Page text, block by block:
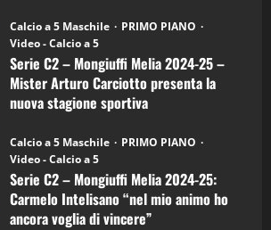
Calcio a 5 Maschile
PRIMO PIANO
Video - Calcio a 5
Serie C2 – Mongiuffi Melia 2024-25 –
Mister Arturo Carciotto presenta la
nuova stagione sportiva
Calcio a 5 Maschile
PRIMO PIANO
Video - Calcio a 5
Serie C2 – Mongiuffi Melia 2024-25:
Carmelo Intelisano “nel mio animo ho
ancora voglia di vincere”
“SportEmpire” in Podcast: 26^ Puntata
(Martedi 07 Aprile 2026)
08/04/2026
“SportEmpire” in Podcast: 30^ Puntata
(Martedi 05 Maggio 2026)
08/05/2026